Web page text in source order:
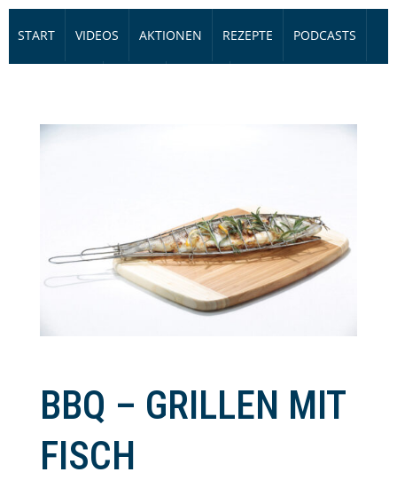
START VIDEOS AKTIONEN REZEPTE PODCASTS
BBQ – GRILLEN MIT
FISCH